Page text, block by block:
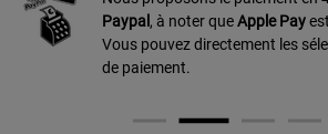
Paypal , à noter queApple Pay
Vous pouvez directement les
de paiement.